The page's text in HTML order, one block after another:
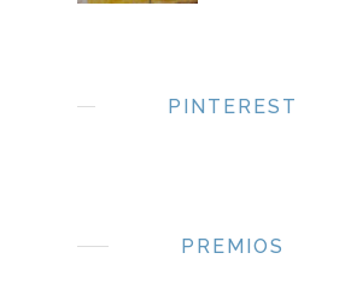
PINTEREST
PREMIOS